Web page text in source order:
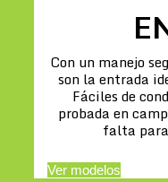
Con un manejo
son la entrada
Fáciles de
probada en
falta
Ver modelos